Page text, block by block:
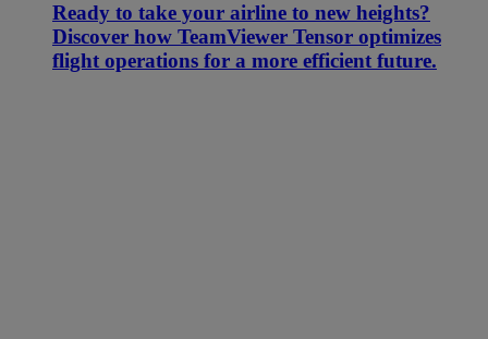
Ready to take your airline to new heights?
Discover how TeamViewer Tensor optimizes
flight operations for a more efficient future.